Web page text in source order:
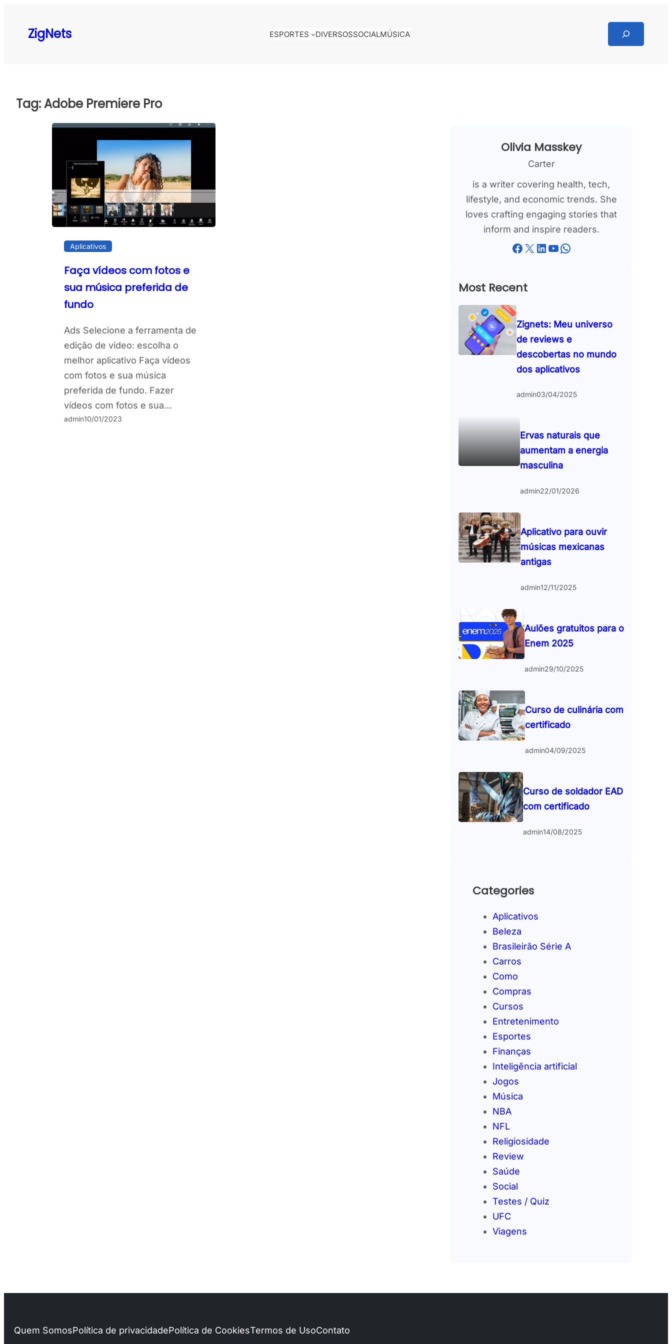
ZigNets ESPORTES DIVERSOSSOCIALMÚSICA
Search
Tag:Adobe Premiere Pro
Aplicativos
Faça vídeos com fotos e
sua música preferida de
fundo
Ads Selecione a ferramenta de
edição de vídeo: escolha o
melhor aplicativo Faça vídeos
com fotos e sua música
preferida de fundo. Fazer
vídeos com fotos e sua…
admin10/01/2023
Olivia Masskey
Carter
is a writer covering health, tech,
lifestyle, and economic trends. She
loves crafting engaging stories that
inform and inspire readers.
Facebook X LinkedIn YouTube WhatsApp
Most Recent
Zignets: Meu universo
de reviews e
descobertas no mundo
dos aplicativos
admin03/04/2025
Ervas naturais que
aumentam a energia
masculina
admin22/01/2026
Aplicativo para ouvir
músicas mexicanas
antigas
admin12/11/2025
Aulões gratuitos para o
Enem 2025
admin29/10/2025
Curso de culinária com
certificado
admin04/09/2025
Curso de soldador EAD
com certificado
admin14/08/2025
Categories
Aplicativos
Beleza
Brasileirão Série A
Carros
Como
Compras
Cursos
Entretenimento
Esportes
Finanças
Inteligência artificial
Jogos
Música
NBA
NFL
Religiosidade
Review
Saúde
Social
Testes / Quiz
UFC
Viagens
Quem SomosPolítica de privacidadePolítica de CookiesTermos de UsoContato